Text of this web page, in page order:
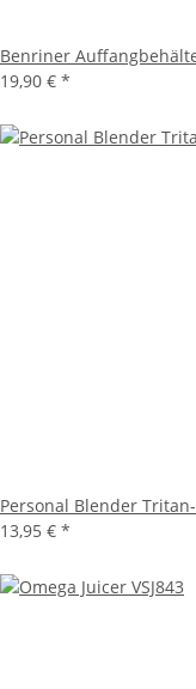
Benriner
19,90 € *
Personal Blender
13,95 € *